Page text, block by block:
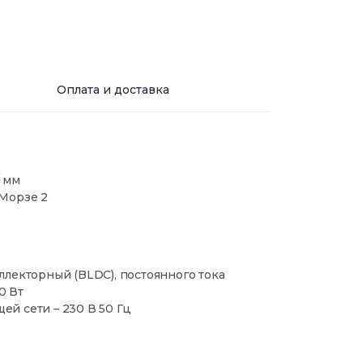
Оплата и доставка
мм
2
(BLDC), постоянного тока
Вт
сети – 230 В 50 Гц